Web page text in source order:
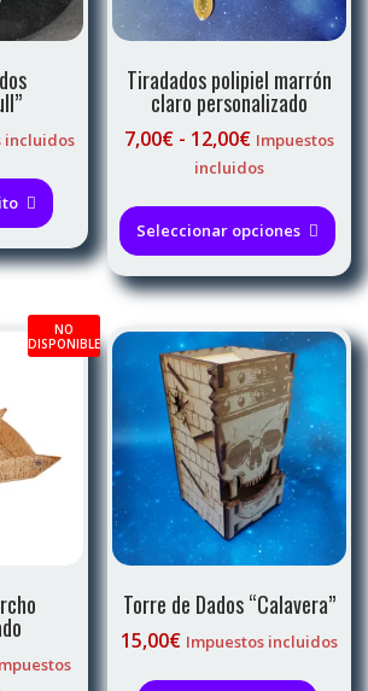
incluidos
Tiradados polipiel marrón
claro personalizado
7,00€ - 12,00€Rango
de
7,00€
hasta
12,00€
Impuestos
incluidos
Seleccionar opciones
Las
de
NO
DISPONIBLE
Torre de Dados “Calavera”
15,00€ Impuestos incluidos